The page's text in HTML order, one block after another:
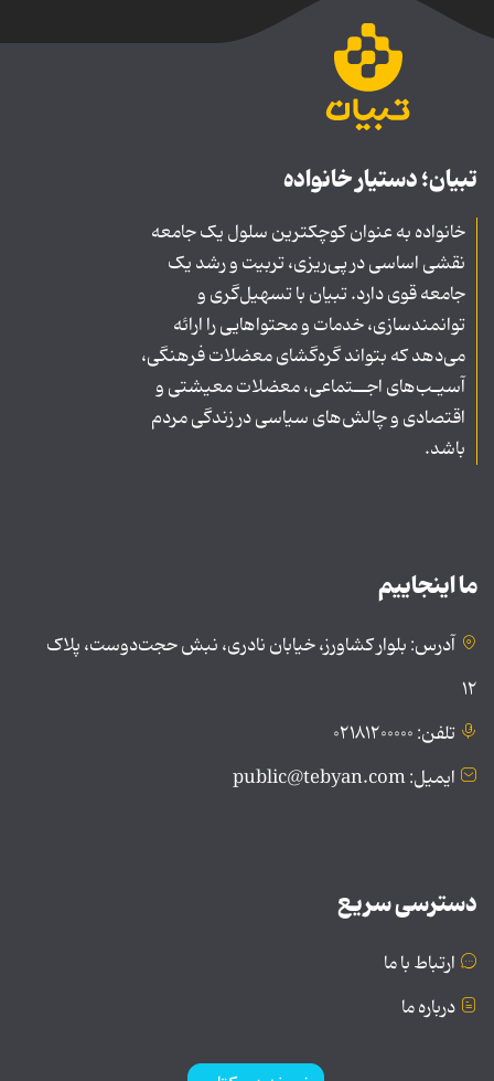
تبیان؛ دستیار خانواده
خانواده به عنوان کوچکترین سلول یک جامعه
نقشی اساسی در پی‌ریزی، تربیت و رشد یک
جامعه قوی دارد. تبیان با تسهیل‌گری و
توانمندسازی، خدمات و محتواهایی را ارائه
می‌دهد که بتواند گره‌گشای معضلات فرهنگی،
آسیـب‌های اجــتماعی، معضلات معیشتی و
اقتصادی و چالش‌های سیاسی در زندگی مردم
باشد.
ما اینجاییم
آدرس: بلوار کشاورز، خیابان نادری، نبش حجت‌دوست، پلاک
۱۲
تلفن: ۰۲۱۸۱۲۰۰۰۰۰
ایمیل: public@tebyan.com
دسترسی سریع
ارتباط با ما
درباره ما